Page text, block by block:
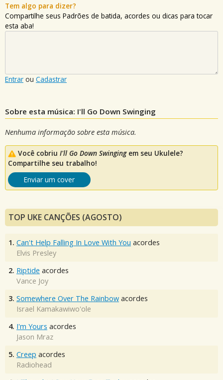
Tem algo para dizer?
Compartilhe seus Padrões de batida, acordes ou dicas para tocar
esta aba!
Entrar ou Cadastrar
Sobre esta música: I'll Go Down Swinging
Nenhuma informação sobre esta música.
Você cobriu I'll Go Down Swingingem seu Ukulele?
Compartilhe seu trabalho!
Enviar um cover
TOP UKE CANÇÕES (AGOSTO)
1. Can't Help Falling In Love With You acordes
Elvis Presley
2. Riptide acordes
Vance Joy
3. Somewhere Over The Rainbow acordes
Israel Kamakawiwo'ole
4. I'm Yours acordes
Jason Mraz
5. Creep acordes
Radiohead